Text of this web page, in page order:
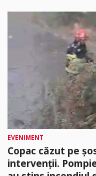
EVENIMENT
Copac căzut pe
intervenții.